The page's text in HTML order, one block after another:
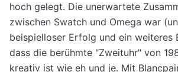
hoch gelegt. Die unerwartete
zwischen Swatch und Omega war
beispielloser Erfolg und ein weiteres
dass die berühmte "Zweituhr" von
kreativ ist wie eh und je. Mit